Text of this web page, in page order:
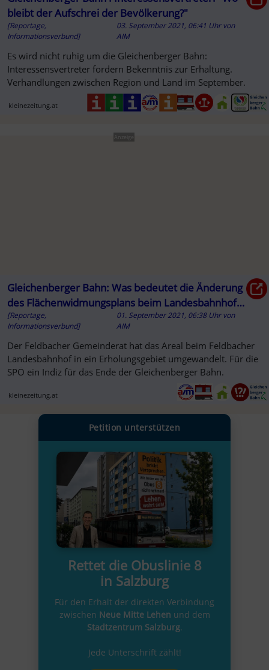
bleibt der Aufschrei der Bevölkerung?"
[Reportage,
Informationsverbund]
03. September 2021, 06:41 Uhr von
AIM
Es wird nicht ruhig um die Gleichenberger Bahn:
Interessensvertreter fordern Bekenntnis zur Erhaltung.
Verhandlungen zwischen Region und Land im September.
kleinezeitung.at
Anzeige
Gleichenberger Bahn: Was bedeutet die Änderung
des Flächenwidmungsplans beim Landesbahnhof
Feldbach?
[Reportage,
Informationsverbund]
01. September 2021, 06:38 Uhr von
AIM
Der Feldbacher Gemeinderat hat das Areal beim Feldbacher
Landesbahnhof in ein Erholungsgebiet umgewandelt. Für die
SPÖ ein Indiz für das Ende der Gleichenberger Bahn.
kleinezeitung.at
Petition unterstützen
Rettet die Obuslinie 8
in Salzburg
Für den Erhalt der direkten Verbindung
zwischen Neue Mitte Lehen und dem
Stadtzentrum Salzburg.
Jede Unterschrift zählt!